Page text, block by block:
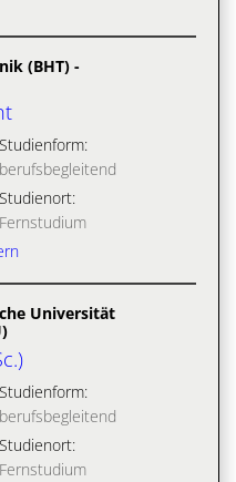
(BHT) -
Studienform:
berufsbegleitend
Studienort:
Fernstudium
Universität
Studienform:
berufsbegleitend
Studienort:
Fernstudium